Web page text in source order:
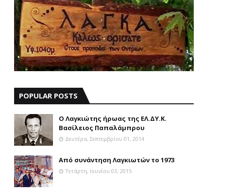
POPULAR POSTS
Ο Λαγκιώτης ήρωας της ΕΛ.ΔΥ.Κ.
Βασίλειος Παπαλάμπρου
Δευτέρα, Σεπτεμβρίου 01, 2014
Aπό συνάντηση Λαγκιωτών το 1973
Τετάρτη, Ιουνίου 03, 2015